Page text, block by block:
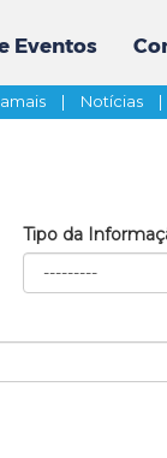
Eventos
| Notícias |
Tipo da